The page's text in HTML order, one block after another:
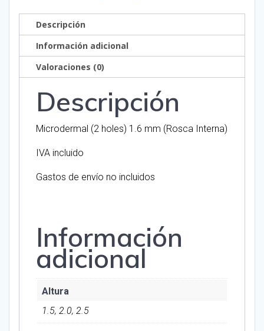
mm
cantidad
Descripción
Información adicional
Valoraciones (0)
Descripción
Microdermal (2 holes) 1.6 mm (Rosca Interna)
IVA incluido
Gastos de envío no incluidos
Información
adicional
Altura
1.5, 2.0, 2.5